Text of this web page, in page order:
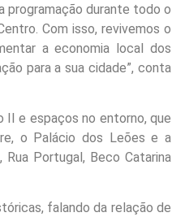
programação durante todo o
Com isso, revivemos o
a economia local dos
para a sua cidade”, conta
II e espaços no entorno, que
o Palácio dos Leões e a
Portugal, Beco Catarina
falando da relação de